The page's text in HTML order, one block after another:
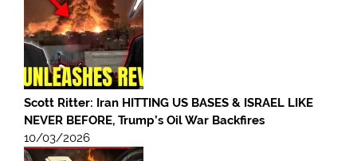
Scott Ritter: Iran HITTING US BASES & ISRAEL LIKE
NEVER BEFORE, Trump’s Oil War Backfires
10/03/2026